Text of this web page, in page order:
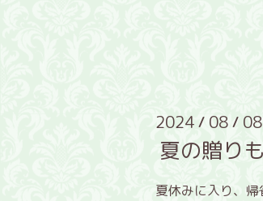
2024 / 08 /
夏の贈り
夏休みに入り、